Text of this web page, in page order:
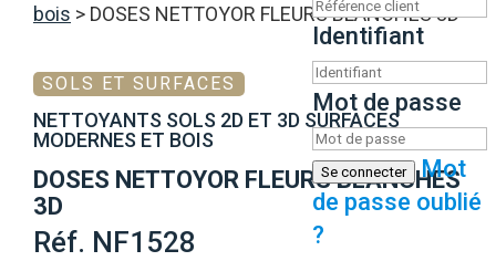
Identifiant
Mot de passe
Se connecter
Mot
de passe oublié
?
bois > DOSES NETTOYOR FLEURS BLANCHES 3D
SOLS ET SURFACES
NETTOYANTS SOLS 2D ET 3D SURFACES
MODERNES ET BOIS
DOSES NETTOYOR FLEURS BLANCHES
3D
Réf. NF1528